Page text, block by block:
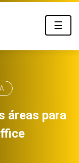
☰
áreas para